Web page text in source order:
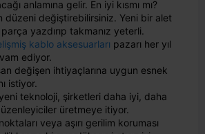
anlamına gelir. En iyi kısmı mı?
düzeni değiştirebilirsiniz. Yeni bir alet
yazdırıp takmanız yeterli.
kablo aksesuarları pazarı her yıl
ediyor.
değişen ihtiyaçlarına uygun esnek
istiyor.
yeni teknoloji, şirketleri daha iyi, daha
üretmeye itiyor.
veya aşırı gerilim koruması